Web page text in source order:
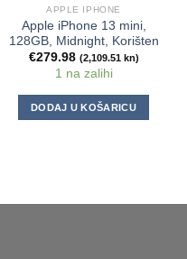
APPLE IPHONE
Apple iPhone 13 mini,
128GB, Midnight, Korišten
€279.98 (2,109.51 kn)
1 na zalihi
DODAJ U KOŠARICU